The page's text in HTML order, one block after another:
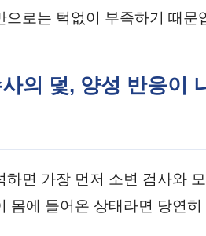
으로는 턱없이 부족하기 때문
의 덫, 양성 반응이
하면 가장 먼저 소변 검사와
몸에 들어온 상태라면 당연